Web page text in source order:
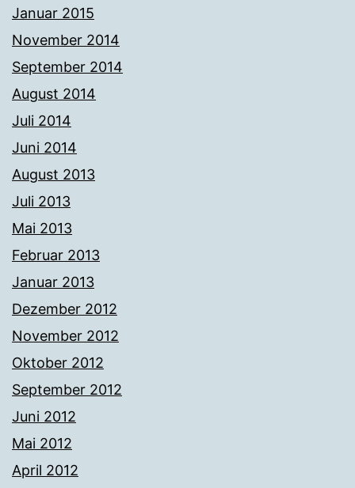
Januar 2015
November 2014
September 2014
August 2014
Juli 2014
Juni 2014
August 2013
Juli 2013
Mai 2013
Februar 2013
Januar 2013
Dezember 2012
November 2012
Oktober 2012
September 2012
Juni 2012
Mai 2012
April 2012